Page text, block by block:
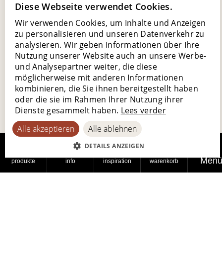
produkte info inspiration warenkorb Menü
Lassen Sie sich inspirieren
ENGLISH
FRENCH
SPANISH
Diese Webseite verwendet Cookies.
Wir verwenden Cookies, um Inhalte und Anzeigen
zu personalisieren und unseren Datenverkehr zu
analysieren. Wir geben Informationen über Ihre
Nutzung unserer Website auch an unsere Werbe-
und Analysepartner weiter, die diese
möglicherweise mit anderen Informationen
kombinieren, die Sie ihnen bereitgestellt haben
oder die sie im Rahmen Ihrer Nutzung ihrer
Dienste gesammelt haben. Lees verder
Alle akzeptieren
Alle ablehnen
DETAILS ANZEIGEN